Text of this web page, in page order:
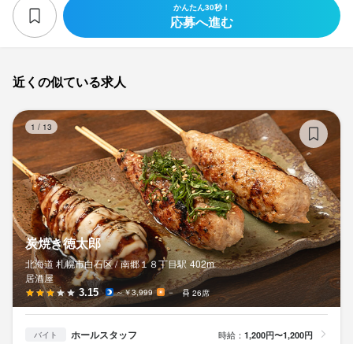
かんたん30秒！
応募へ進む
近くの似ている求人
1 / 13
炭焼き徳太郎
北海道 札幌市白石区 / 南郷１８丁目駅 402m
居酒屋
3.15 ～￥3,999 － 26席
バイト ホールスタッフ 時給： 1,200円〜1,200円